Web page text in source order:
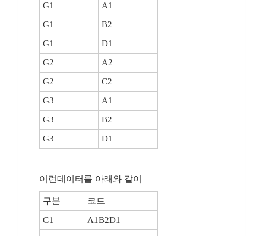
G1
A1
G1
B2
G1
D1
G2
A2
G2
C2
G3
A1
G3
B2
G3
D1
이런데이터를 아래와 같이
구분
코드
G1
A1B2D1